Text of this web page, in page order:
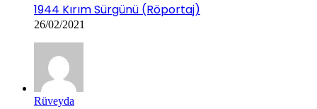
1944 Kırım Sürgünü (Röportaj)
26/02/2021
Rüveyda